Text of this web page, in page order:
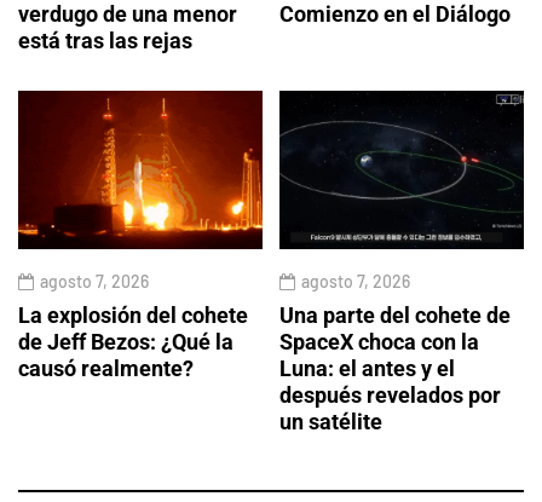
verdugo de una menor
está tras las rejas
Comienzo en el Diálogo
agosto 7, 2026
La explosión del cohete
de Jeff Bezos: ¿Qué la
causó realmente?
agosto 7, 2026
Una parte del cohete de
SpaceX choca con la
Luna: el antes y el
después revelados por
un satélite